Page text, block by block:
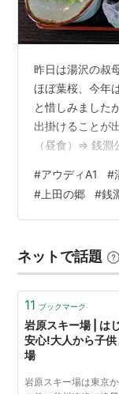
昨日は湯沢の叔
ほぼ葉桜、今年
と惜しみました
出掛けることが
（昼食）⇒ 銭
でした。
#アウディA1 #
# 上田の郷 #銭
ネットで話題
11 ブックマーク
岩原スキー場 | は
安心!大人から子
場
岩原スキー場は東京